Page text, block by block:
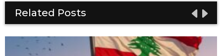
Related Posts